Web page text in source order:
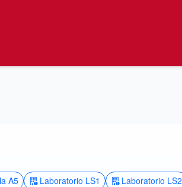
A5 Laboratorio LS1
Laboratorio LS2